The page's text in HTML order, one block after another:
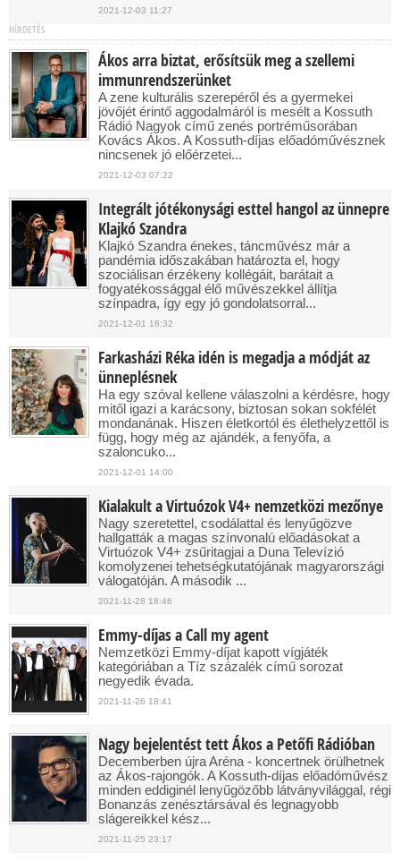
2021-12-03 11:27
HÍRDETÉS
Ákos arra biztat, erősítsük meg a szellemi
immunrendszerünket
A zene kulturális szerepéről és a gyermekei
jövőjét érintő aggodalmáról is mesélt a Kossuth
Rádió Nagyok című zenés portréműsorában
Kovács Ákos. A Kossuth-díjas előadóművésznek
nincsenek jó előérzetei...
2021-12-03 07:22
Integrált jótékonysági esttel hangol az ünnepre
Klajkó Szandra
Klajkó Szandra énekes, táncművész már a
pandémia időszakában határozta el, hogy
szociálisan érzékeny kollégáit, barátait a
fogyatékossággal élő művészekkel állítja
színpadra, így egy jó gondolatsorral...
2021-12-01 18:32
Farkasházi Réka idén is megadja a módját az
ünneplésnek
Ha egy szóval kellene válaszolni a kérdésre, hogy
mitől igazi a karácsony, biztosan sokan sokfélét
mondanának. Hiszen életkortól és élethelyzettől is
függ, hogy még az ajándék, a fenyőfa, a
szaloncuko...
2021-12-01 14:00
Kialakult a Virtuózok V4+ nemzetközi mezőnye
Nagy szeretettel, csodálattal és lenyűgözve
hallgatták a magas színvonalú előadásokat a
Virtuózok V4+ zsűritagjai a Duna Televízió
komolyzenei tehetségkutatójának magyarországi
válogatóján. A második ...
2021-11-28 18:46
Emmy-díjas a Call my agent
Nemzetközi Emmy-díjat kapott vígjáték
kategóriában a Tíz százalék című sorozat
negyedik évada.
2021-11-26 18:41
Nagy bejelentést tett Ákos a Petőfi Rádióban
Decemberben újra Aréna - koncertnek örülhetnek
az Ákos-rajongók. A Kossuth-díjas előadóművész
minden eddiginél lenyűgözőbb látványvilággal, régi
Bonanzás zenésztársával és legnagyobb
slágereikkel kész...
2021-11-25 23:17